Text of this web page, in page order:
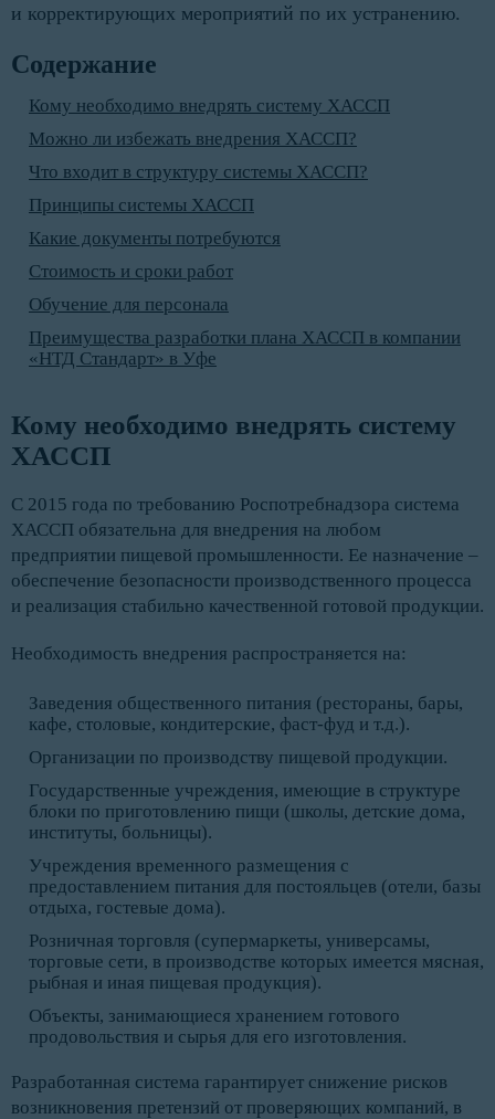
и корректирующих мероприятий по их устранению.
Содержание
Кому необходимо внедрять систему ХАССП
Можно ли избежать внедрения ХАССП?
Что входит в структуру системы ХАССП?
Принципы системы ХАССП
Какие документы потребуются
Стоимость и сроки работ
Обучение для персонала
Преимущества разработки плана ХАССП в компании
«НТД Стандарт» в Уфе
Кому необходимо внедрять систему
ХАССП
С 2015 года по требованию Роспотребнадзора система
ХАССП обязательна для внедрения на любом
предприятии пищевой промышленности. Ее назначение –
обеспечение безопасности производственного процесса
и реализация стабильно качественной готовой продукции.
Необходимость внедрения распространяется на:
Заведения общественного питания (рестораны, бары,
кафе, столовые, кондитерские, фаст-фуд и т.д.).
Организации по производству пищевой продукции.
Государственные учреждения, имеющие в структуре
блоки по приготовлению пищи (школы, детские дома,
институты, больницы).
Учреждения временного размещения с
предоставлением питания для постояльцев (отели, базы
отдыха, гостевые дома).
Розничная торговля (супермаркеты, универсамы,
торговые сети, в производстве которых имеется мясная,
рыбная и иная пищевая продукция).
Объекты, занимающиеся хранением готового
продовольствия и сырья для его изготовления.
Разработанная система гарантирует снижение рисков
возникновения претензий от проверяющих компаний, в